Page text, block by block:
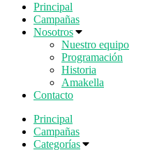
Principal
Campañas
Nosotros
Nuestro equipo
Programación
Historia
Amakella
Contacto
Principal
Campañas
Categorías